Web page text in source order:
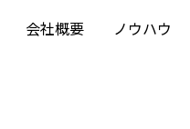
会社概要 ノウハウ